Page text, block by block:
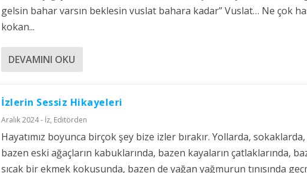
gelsin bahar varsın beklesin vuslat bahara kadar” Vuslat… Ne çok
kokan...
DEVAMINI OKU
İzlerin Sessiz Hikayeleri
Aralık 2024 - İz, Editörden
Hayatımız boyunca birçok şey bize izler bırakır. Yollarda, sokaklarda,
bazen eski ağaçların kabuklarında, bazen kayaların çatlaklarında,
sıcak bir ekmek kokusunda, bazen de yağan yağmurun tınısında